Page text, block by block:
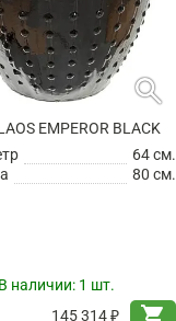
search
EMPEROR BLACK
64 см.
80 см.
наличии: 1 шт.
145 314 ₽